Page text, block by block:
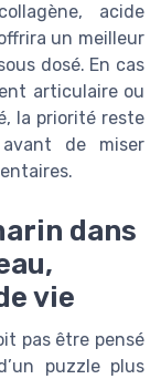
acide
un meilleur
dosé. En cas
articulaire ou
la priorité reste
de miser
dans
vie
pas être pensé
puzzle plus